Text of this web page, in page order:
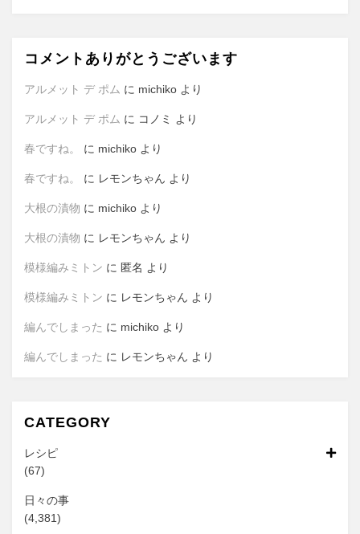
コメントありがとうございます
アルメット デ ポム に michiko より
アルメット デ ポム に コノミ より
春ですね。 に michiko より
春ですね。 に レモンちゃん より
大根の漬物 に michiko より
大根の漬物 に レモンちゃん より
模様編みミトン に 匿名 より
模様編みミトン に レモンちゃん より
編んでしまった に michiko より
編んでしまった に レモンちゃん より
CATEGORY
レシピ
(67)
日々の事
(4,381)